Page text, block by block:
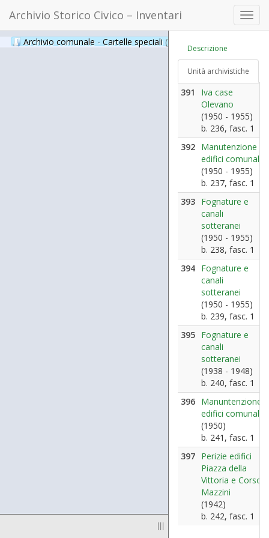
Archivio Storico Civico – Inventari
Archivio comunale - Cartelle speciali (397)
|||
Descrizione
Unità archivistiche
391
Iva case
Olevano
(1950 - 1955)
b. 236, fasc. 1
392 Manutenzione
edifici comunali
(1950 - 1955)
b. 237, fasc. 1
393 Fognature e
canali
sotteranei
(1950 - 1955)
b. 238, fasc. 1
394 Fognature e
canali
sotteranei
(1950 - 1955)
b. 239, fasc. 1
395 Fognature e
canali
sotteranei
(1938 - 1948)
b. 240, fasc. 1
396 Manuntenzione
edifici comunali
(1950)
b. 241, fasc. 1
397 Perizie edifici
Piazza della
Vittoria e Corso
Mazzini
(1942)
b. 242, fasc. 1